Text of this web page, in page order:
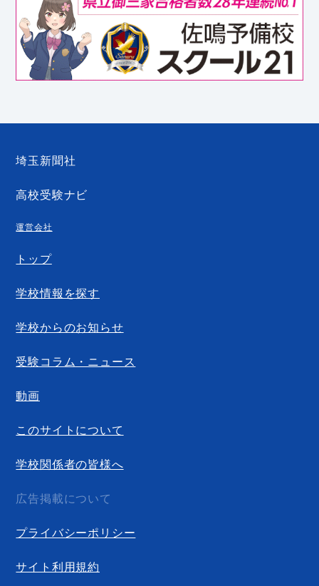
埼玉新聞社
高校受験ナビ
運営会社
トップ
学校情報を探す
学校からのお知らせ
受験コラム・ニュース
動画
このサイトについて
学校関係者の皆様へ
広告掲載について
プライバシーポリシー
サイト利用規約